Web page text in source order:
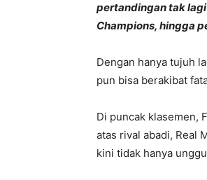
pertandingan tak
Champions, hingga
Dengan hanya tujuh
pun bisa berakibat
Di puncak klasemen,
atas rival abadi, Real
kini tidak hanya